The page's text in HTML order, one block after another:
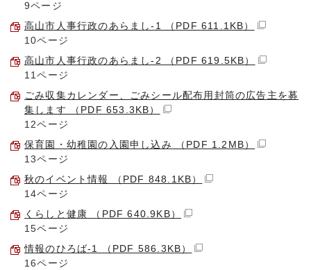
9ページ
高山市人事行政のあらまし-1 （PDF 611.1KB）
10ページ
高山市人事行政のあらまし-2 （PDF 619.5KB）
11ページ
ごみ収集カレンダー、ごみシール配布用封筒の広告主を募
集します （PDF 653.3KB）
12ページ
保育園・幼稚園の入園申し込み （PDF 1.2MB）
13ページ
秋のイベント情報 （PDF 848.1KB）
14ページ
くらしと健康 （PDF 640.9KB）
15ページ
情報のひろば-1 （PDF 586.3KB）
16ページ